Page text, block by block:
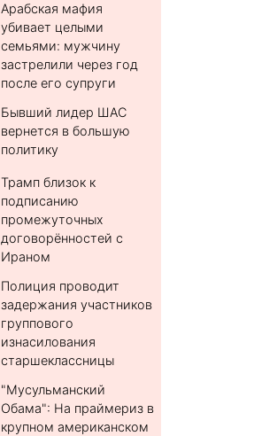
Арабская мафия
убивает целыми
семьями: мужчину
застрелили через год
после его супруги
Бывший лидер ШАС
вернется в большую
политику
Трамп близок к
подписанию
промежуточных
договорённостей с
Ираном
Полиция проводит
задержания участников
группового
изнасилования
старшеклассницы
"Мусульманский
Обама": На праймериз в
крупном американском